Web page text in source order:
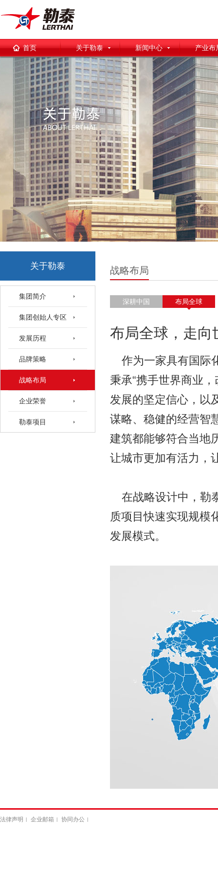
首页 关于勒泰 新闻中心 产业布
关于勒泰
集团简介
集团创始人专区
发展历程
品牌策略
战略布局
企业荣誉
勒泰项目
战略布局
深耕中国 布局全球
布局全球，走向
作为一家具有国际
秉承“携手世界商业
发展的坚定信心，以
谋略、稳健的经营智
建筑都能够符合当地
让城市更加有活力，
在战略设计中，勒
质项目快速实现规模
发展模式。
法律声明 企业邮箱 协同办公